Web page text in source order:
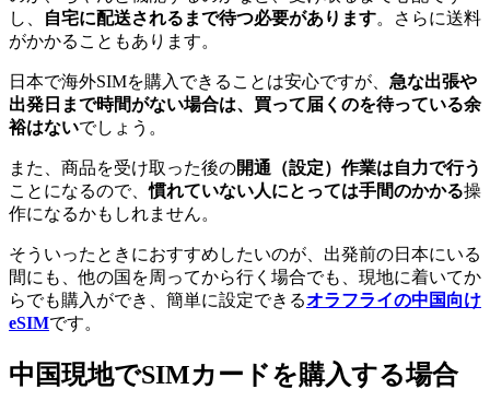
し、
自宅に配送されるまで待つ必要があります。さらに送料
がかかることもあります。
日本で海外SIMを購入できることは安心ですが、 急な出張や
出発日まで時間がない場合は、買って届くのを待っている余
裕はないでしょう。
また、商品を受け取った後の開通（設定）作業は自力で行う
ことになるので、慣れていない人にとっては手間のかかる操
作になるかもしれません。
そういったときにおすすめしたいのが、出発前の日本にいる
間にも、他の国を周ってから行く場合でも、現地に着いてか
らでも購入ができ、簡単に設定できるオラフライの中国向け
eSIMです。
中国現地でSIMカードを購入する場合